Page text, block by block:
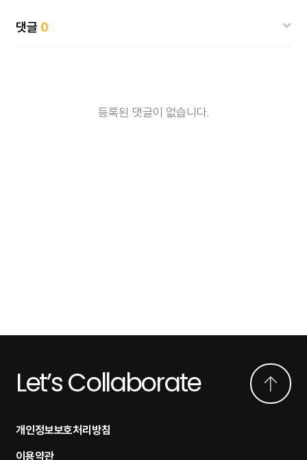
댓글 0
등록된 댓글이 없습니다.
Let’s Collaborate
개인정보보호처리방침
이용약관